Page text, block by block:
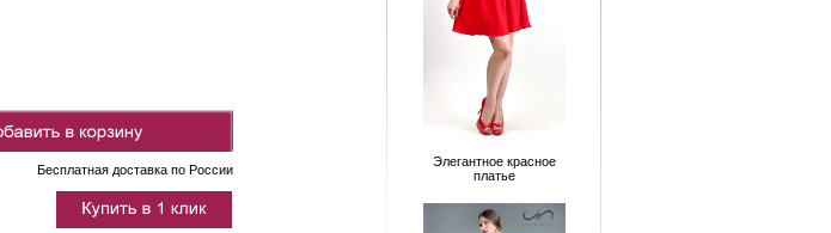
Элегантное красное
платье
Бесплатная доставка по России